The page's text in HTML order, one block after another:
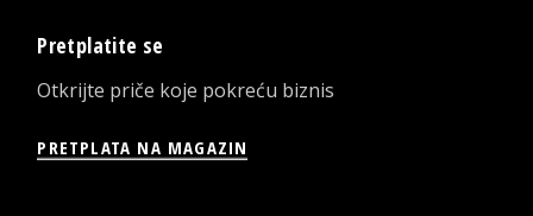
Pretplatite se
Otkrijte priče koje pokreću biznis
PRETPLATA NA MAGAZIN